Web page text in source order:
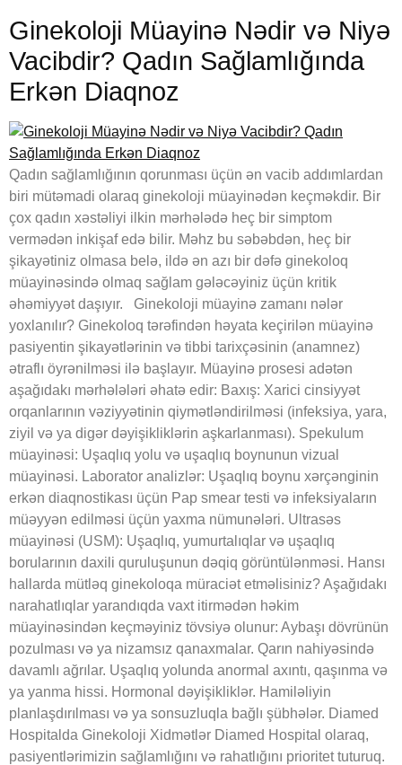
Ginekoloji Müayinə Nədir və Niyə
Vacibdir? Qadın Sağlamlığında
Erkən Diaqnoz
Qadın sağlamlığının qorunması üçün ən vacib addımlardan
biri mütəmadi olaraq ginekoloji müayinədən keçməkdir. Bir
çox qadın xəstəliyi ilkin mərhələdə heç bir simptom
vermədən inkişaf edə bilir. Məhz bu səbəbdən, heç bir
şikayətiniz olmasa belə, ildə ən azı bir dəfə ginekoloq
müayinəsində olmaq sağlam gələcəyiniz üçün kritik
əhəmiyyət daşıyır. Ginekoloji müayinə zamanı nələr
yoxlanılır? Ginekoloq tərəfindən həyata keçirilən müayinə
pasiyentin şikayətlərinin və tibbi tarixçəsinin (anamnez)
ətraflı öyrənilməsi ilə başlayır. Müayinə prosesi adətən
aşağıdakı mərhələləri əhatə edir: Baxış: Xarici cinsiyyət
orqanlarının vəziyyətinin qiymətləndirilməsi (infeksiya, yara,
ziyil və ya digər dəyişikliklərin aşkarlanması). Spekulum
müayinəsi: Uşaqlıq yolu və uşaqlıq boynunun vizual
müayinəsi. Laborator analizlər: Uşaqlıq boynu xərçənginin
erkən diaqnostikası üçün Pap smear testi və infeksiyaların
müəyyən edilməsi üçün yaxma nümunələri. Ultrasəs
müayinəsi (USM): Uşaqlıq, yumurtalıqlar və uşaqlıq
borularının daxili quruluşunun dəqiq görüntülənməsi. Hansı
hallarda mütləq ginekoloqa müraciət etməlisiniz? Aşağıdakı
narahatlıqlar yarandıqda vaxt itirmədən həkim
müayinəsindən keçməyiniz tövsiyə olunur: Aybaşı dövrünün
pozulması və ya nizamsız qanaxmalar. Qarın nahiyəsində
davamlı ağrılar. Uşaqlıq yolunda anormal axıntı, qaşınma və
ya yanma hissi. Hormonal dəyişikliklər. Hamiləliyin
planlaşdırılması və ya sonsuzluqla bağlı şübhələr. Diamed
Hospitalda Ginekoloji Xidmətlər Diamed Hospital olaraq,
pasiyentlərimizin sağlamlığını və rahatlığını prioritet tuturuq.